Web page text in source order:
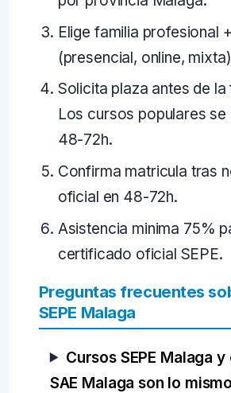
Elige familia profesional
(presencial, online,
Solicita plaza antes de la
Los cursos populares se
48-72h.
Confirma matricula tras
oficial en 48-72h.
Asistencia minima 75%
certificado oficial SEPE.
Preguntas frecuentes
SEPE Malaga
Cursos SEPE Malaga
SAE Malaga son lo